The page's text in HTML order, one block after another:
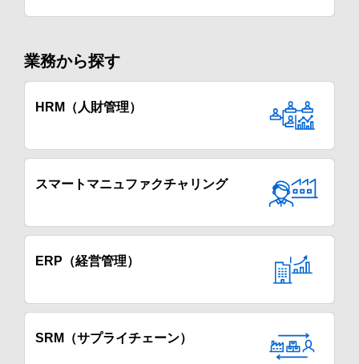
業務から探す
HRM（人財管理）
スマートマニュファクチャリング
ERP（経営管理）
SRM（サプライチェーン）